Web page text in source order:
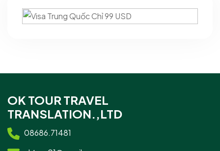
OK TOUR TRAVEL
TRANSLATION.,LTD
08686.71481